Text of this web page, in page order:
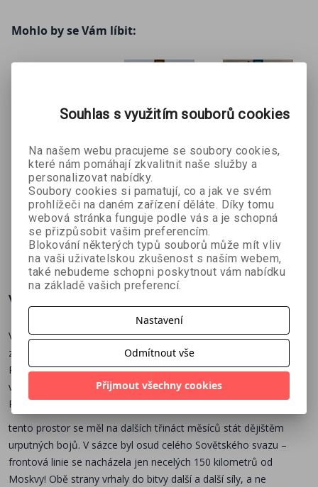
Mohlo by se Vám líbit:
Dělostřeleck
é tvrze – Čs.
opevnění
1935–1938
Jiří Suchánek
269 Kč 299 Kč
Operace
Zimní bouře
1942
kolektiv autorů
71 Kč 79 Kč
ruské
bitevní
letectvo
kolektiv autorů
89 Kč 99 Kč
Více o knize
V prosinci 1941 se Rudé armádě s vypětím všech sil podařilo
zastavit postup Wehrmachtu na Moskvu a přejít do protiútoku.
Pak ale došel dech také jí a fronta se ustálila. V sovětských liniích
však zůstal zaklíněný rozsáhlý německý výběžek kolem měst
Ržev a Vjazma a právě
tento prostor se měl na dalších třináct měsíců stát dějištěm
urputných bojů. V sázce byl osud celého Sovětského svazu –
frontová linie se nacházela jen necelých 150 kilometrů od
Moskvy! Obě strany vrhaly do bitvy další a další síly, a ne
Souhlas s využitím souborů cookies
Na našem webu pracujeme se soubory cookies,
které nám pomáhají zkvalitnit naše služby a
personalizovat nabídky.
Soubory cookies si pamatují, co a jak ve svém
prohlížeči na daném zařízení děláte. Díky tomu
webová stránka funguje podle vás a je schopná
se přizpůsobit vašim preferencím.
Blokování některých typů souborů může mít vliv
na vaši uživatelskou zkušenost s naším webem,
také nebudeme schopni poskytnout vám nabídku
na základě vašich preferencí.
Nastavení
Odmítnout vše
Přijmout všechny cookies